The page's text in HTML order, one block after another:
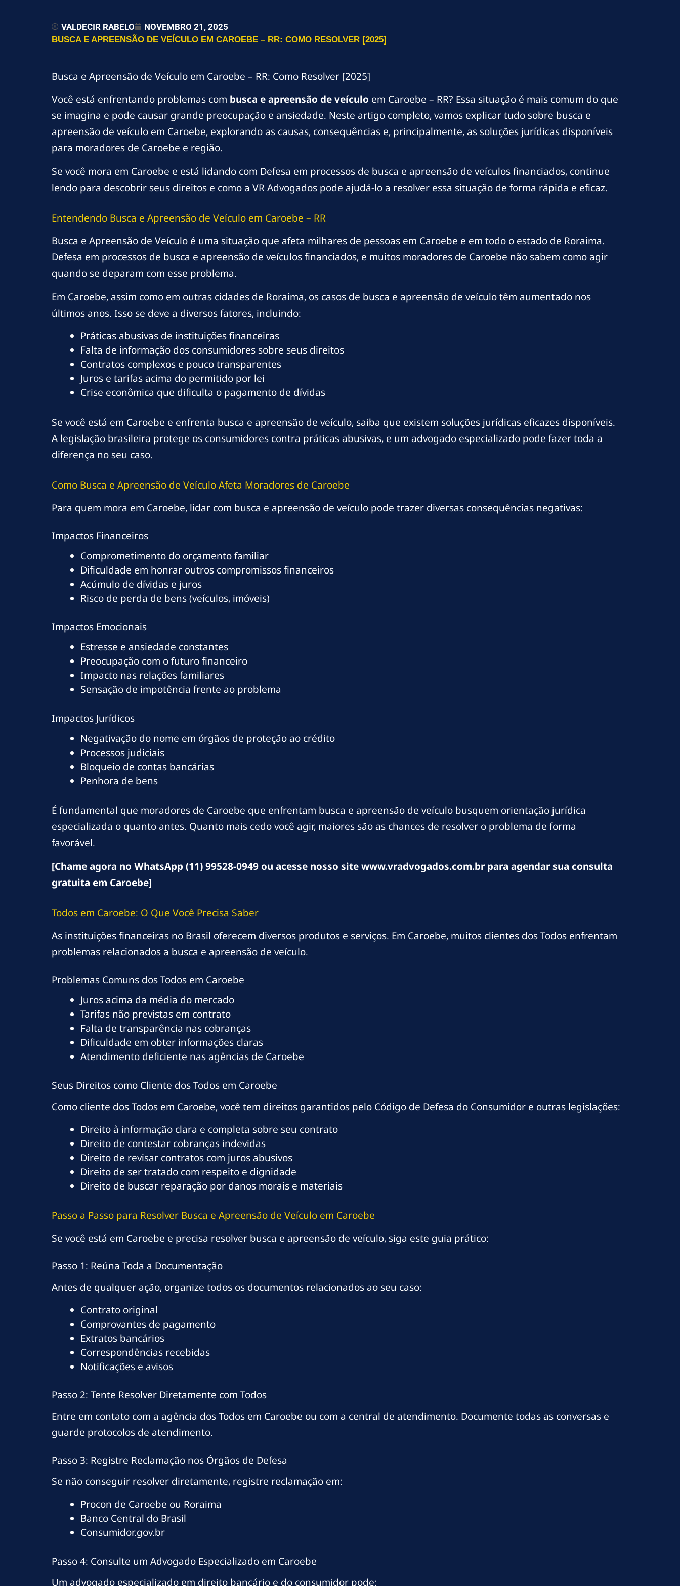
VALDECIR RABELO NOVEMBRO 21, 2025
BUSCA E APREENSÃO DE VEÍCULO EM CAROEBE – RR: COMO RESOLVER [2025]
Busca e Apreensão de Veículo em Caroebe – RR: Como Resolver [2025]
Você está enfrentando problemas com busca e apreensão de veículo em Caroebe – RR? Essa situação é mais comum do que
se imagina e pode causar grande preocupação e ansiedade. Neste artigo completo, vamos explicar tudo sobre busca e
apreensão de veículo em Caroebe, explorando as causas, consequências e, principalmente, as soluções jurídicas disponíveis
para moradores de Caroebe e região.
Se você mora em Caroebe e está lidando com Defesa em processos de busca e apreensão de veículos financiados, continue
lendo para descobrir seus direitos e como a VR Advogados pode ajudá-lo a resolver essa situação de forma rápida e eficaz.
Entendendo Busca e Apreensão de Veículo em Caroebe – RR
Busca e Apreensão de Veículo é uma situação que afeta milhares de pessoas em Caroebe e em todo o estado de Roraima.
Defesa em processos de busca e apreensão de veículos financiados, e muitos moradores de Caroebe não sabem como agir
quando se deparam com esse problema.
Em Caroebe, assim como em outras cidades de Roraima, os casos de busca e apreensão de veículo têm aumentado nos
últimos anos. Isso se deve a diversos fatores, incluindo:
Práticas abusivas de instituições financeiras
Falta de informação dos consumidores sobre seus direitos
Contratos complexos e pouco transparentes
Juros e tarifas acima do permitido por lei
Crise econômica que dificulta o pagamento de dívidas
Se você está em Caroebe e enfrenta busca e apreensão de veículo, saiba que existem soluções jurídicas eficazes disponíveis.
A legislação brasileira protege os consumidores contra práticas abusivas, e um advogado especializado pode fazer toda a
diferença no seu caso.
Como Busca e Apreensão de Veículo Afeta Moradores de Caroebe
Para quem mora em Caroebe, lidar com busca e apreensão de veículo pode trazer diversas consequências negativas:
Impactos Financeiros
Comprometimento do orçamento familiar
Dificuldade em honrar outros compromissos financeiros
Acúmulo de dívidas e juros
Risco de perda de bens (veículos, imóveis)
Impactos Emocionais
Estresse e ansiedade constantes
Preocupação com o futuro financeiro
Impacto nas relações familiares
Sensação de impotência frente ao problema
Impactos Jurídicos
Negativação do nome em órgãos de proteção ao crédito
Processos judiciais
Bloqueio de contas bancárias
Penhora de bens
É fundamental que moradores de Caroebe que enfrentam busca e apreensão de veículo busquem orientação jurídica
especializada o quanto antes. Quanto mais cedo você agir, maiores são as chances de resolver o problema de forma
favorável.
[Chame agora no WhatsApp (11) 99528-0949 ou acesse nosso site www.vradvogados.com.br para agendar sua consulta
gratuita em Caroebe]
Todos em Caroebe: O Que Você Precisa Saber
As instituições financeiras no Brasil oferecem diversos produtos e serviços. Em Caroebe, muitos clientes dos Todos enfrentam
problemas relacionados a busca e apreensão de veículo.
Problemas Comuns dos Todos em Caroebe
Juros acima da média do mercado
Tarifas não previstas em contrato
Falta de transparência nas cobranças
Dificuldade em obter informações claras
Atendimento deficiente nas agências de Caroebe
Seus Direitos como Cliente dos Todos em Caroebe
Como cliente dos Todos em Caroebe, você tem direitos garantidos pelo Código de Defesa do Consumidor e outras legislações:
Direito à informação clara e completa sobre seu contrato
Direito de contestar cobranças indevidas
Direito de revisar contratos com juros abusivos
Direito de ser tratado com respeito e dignidade
Direito de buscar reparação por danos morais e materiais
Passo a Passo para Resolver Busca e Apreensão de Veículo em Caroebe
Se você está em Caroebe e precisa resolver busca e apreensão de veículo, siga este guia prático:
Passo 1: Reúna Toda a Documentação
Antes de qualquer ação, organize todos os documentos relacionados ao seu caso:
Contrato original
Comprovantes de pagamento
Extratos bancários
Correspondências recebidas
Notificações e avisos
Passo 2: Tente Resolver Diretamente com Todos
Entre em contato com a agência dos Todos em Caroebe ou com a central de atendimento. Documente todas as conversas e
guarde protocolos de atendimento.
Passo 3: Registre Reclamação nos Órgãos de Defesa
Se não conseguir resolver diretamente, registre reclamação em:
Procon de Caroebe ou Roraima
Banco Central do Brasil
Consumidor.gov.br
Passo 4: Consulte um Advogado Especializado em Caroebe
Um advogado especializado em direito bancário e do consumidor pode: